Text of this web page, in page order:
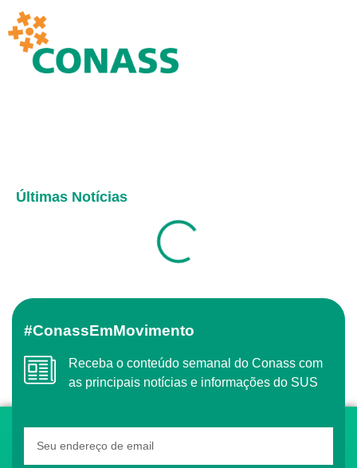
Últimas Notícias
#ConassEmMovimento
Receba o conteúdo semanal do Conass com
as principais notícias e informações do SUS